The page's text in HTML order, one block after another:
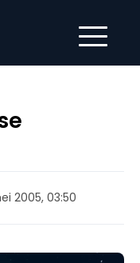
2005, 03:50